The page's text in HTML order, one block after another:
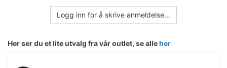
Logg inn for å skrive anmeldelse...
Her ser du et lite utvalg fra vår outlet, se alleher